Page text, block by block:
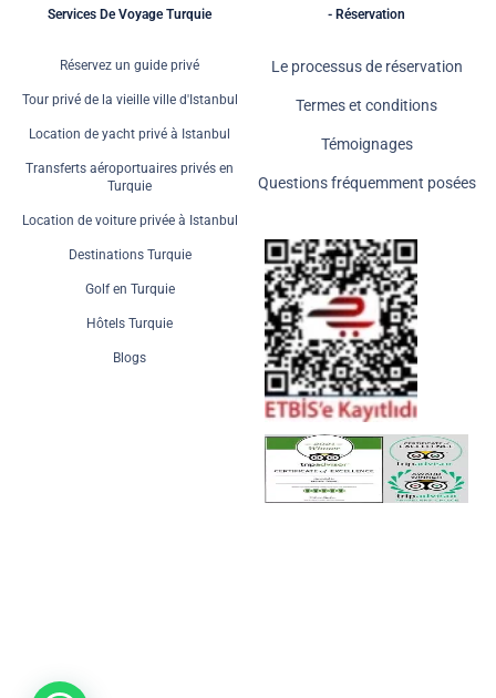
Services De Voyage Turquie
Réservez un guide privé
Tour privé de la vieille ville d'Istanbul
Location de yacht privé à Istanbul
Transferts aéroportuaires privés en
Turquie
Location de voiture privée à Istanbul
Destinations Turquie
Golf en Turquie
Hôtels Turquie
Blogs
- Réservation
Le processus de réservation
Termes et conditions
Témoignages
Questions fréquemment posées